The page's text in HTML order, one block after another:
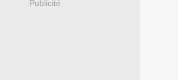
Publicité